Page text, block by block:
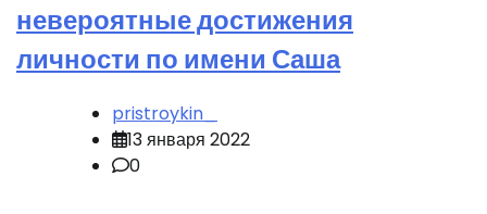
невероятные достижения
личности по имени Саша
pristroykin_
13 января 2022
0